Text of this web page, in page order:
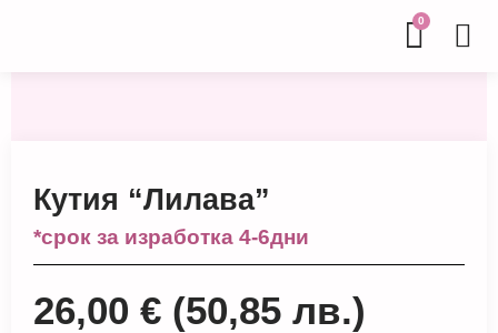
0
Кутия “Лилава”
*срок за изработка 4-6дни
26,00 € (50,85 лв.)